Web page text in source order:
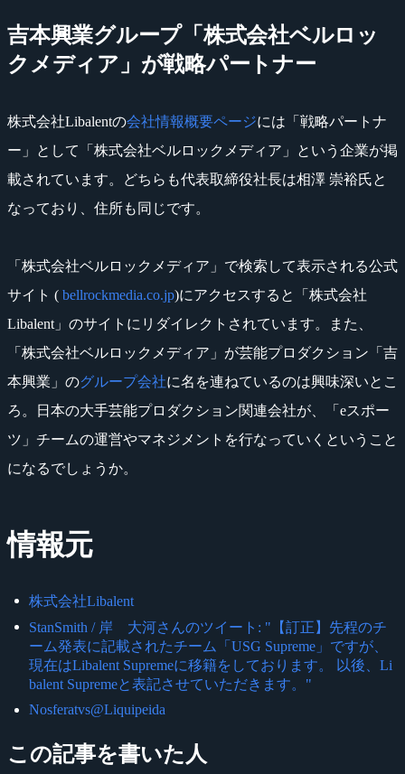
吉本興業グループ「株式会社ベルロッ
クメディア」が戦略パートナー
株式会社Libalentの会社情報概要ページには「戦略パートナ
ー」として「株式会社ベルロックメディア」という企業が掲
載されています。どちらも代表取締役社長は相澤 崇裕氏と
なっており、住所も同じです。
「株式会社ベルロックメディア」で検索して表示される公式
サイト ( bellrockmedia.co.jp)にアクセスすると「株式会社
Libalent」のサイトにリダイレクトされています。また、
「株式会社ベルロックメディア」が芸能プロダクション「吉
本興業」のグループ会社に名を連ねているのは興味深いとこ
ろ。日本の大手芸能プロダクション関連会社が、「eスポー
ツ」チームの運営やマネジメントを行なっていくということ
になるでしょうか。
情報元
株式会社Libalent
StanSmith / 岸 大河さんのツイート: "【訂正】先程のチ
ーム発表に記載されたチーム「USG Supreme」ですが、
現在はLibalent Supremeに移籍をしております。 以後、Li
balent Supremeと表記させていただきます。"
Nosferatvs@Liquipeida
この記事を書いた人